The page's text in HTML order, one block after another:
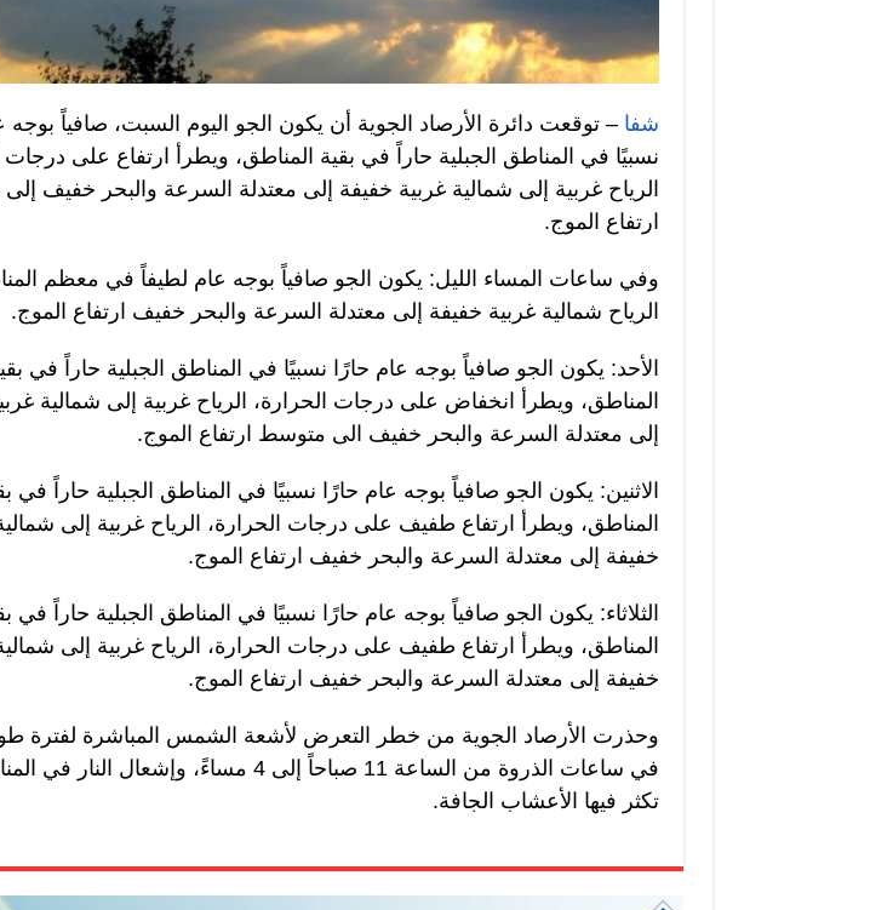
شفا – توقعت دائرة الأرصاد الجوية أن يكون الجو اليوم السبت، صافياً بوجه
نسبيًا في المناطق الجبلية حاراً في بقية المناطق، ويطرأ ارتفاع على درجات
الرياح غربية إلى شمالية غربية خفيفة إلى معتدلة السرعة والبحر خفيف
ارتفاع الموج.
وفي ساعات المساء الليل: يكون الجو صافياً بوجه عام لطيفاً في معظم
الرياح شمالية غربية خفيفة إلى معتدلة السرعة والبحر خفيف ارتفاع الموج.
الأحد: يكون الجو صافياً بوجه عام حارًا نسبيًا في المناطق الجبلية حاراً في
المناطق، ويطرأ انخفاض على درجات الحرارة، الرياح غربية إلى شمالية
إلى معتدلة السرعة والبحر خفيف الى متوسط ارتفاع الموج.
الاثنين: يكون الجو صافياً بوجه عام حارًا نسبيًا في المناطق الجبلية حاراً في
المناطق، ويطرأ ارتفاع طفيف على درجات الحرارة، الرياح غربية إلى
خفيفة إلى معتدلة السرعة والبحر خفيف ارتفاع الموج.
الثلاثاء: يكون الجو صافياً بوجه عام حارًا نسبيًا في المناطق الجبلية حاراً في
المناطق، ويطرأ ارتفاع طفيف على درجات الحرارة، الرياح غربية إلى
خفيفة إلى معتدلة السرعة والبحر خفيف ارتفاع الموج.
وحذرت الأرصاد الجوية من خطر التعرض لأشعة الشمس المباشرة لفترة
في ساعات الذروة من الساعة 11 صباحاً إلى 4 مساءً، وإشعال
تكثر فيها الأعشاب الجافة.